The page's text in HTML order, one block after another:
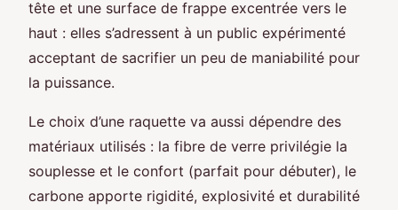
tête et une surface de frappe excentrée vers le
haut : elles s’adressent à un public expérimenté
acceptant de sacrifier un peu de maniabilité pour
la puissance.
Le choix d’une raquette va aussi dépendre des
matériaux utilisés : la fibre de verre privilégie la
souplesse et le confort (parfait pour débuter), le
carbone apporte rigidité, explosivité et durabilité